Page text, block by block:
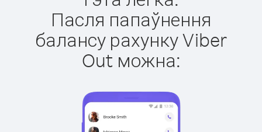
Пасля папаўнення
балансу рахунку Viber
Out можна: